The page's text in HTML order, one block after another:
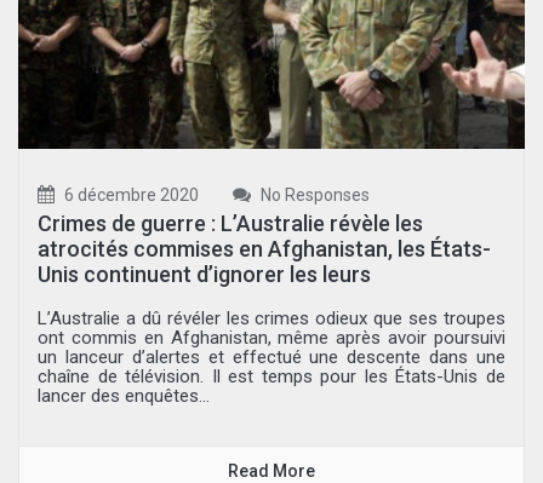
6 décembre 2020 No Responses
Crimes de guerre : L’Australie révèle les
atrocités commises en Afghanistan, les États-
Unis continuent d’ignorer les leurs
L’Australie a dû révéler les crimes odieux que ses troupes
ont commis en Afghanistan, même après avoir poursuivi
un lanceur d’alertes et effectué une descente dans une
chaîne de télévision. Il est temps pour les États-Unis de
lancer des enquêtes...
Read More